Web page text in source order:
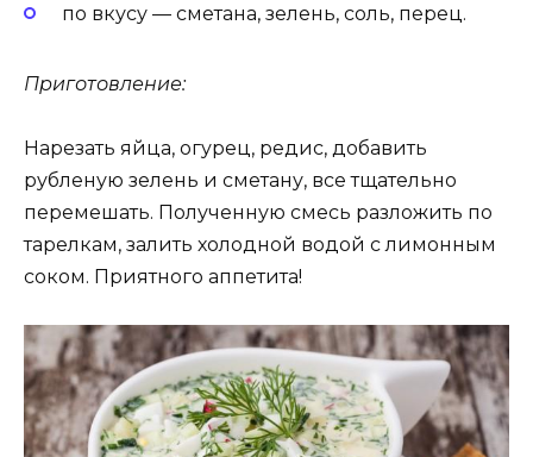
по вкусу — сметана, зелень, соль, перец.
Приготовление:
Нарезать яйца, огурец, редис, добавить
рубленую зелень и сметану, все тщательно
перемешать. Полученную смесь разложить по
тарелкам, залить холодной водой с лимонным
соком. Приятного аппетита!